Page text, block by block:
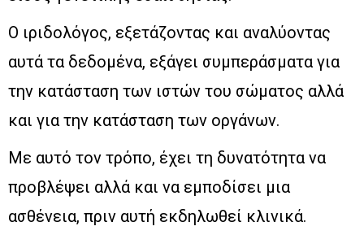
Ο ιριδολόγος, εξετάζοντας και αναλύοντας
αυτά τα δεδομένα, εξάγει συμπεράσματα για
την κατάσταση των ιστών του σώματος αλλά
και για την κατάσταση των οργάνων.
Με αυτό τον τρόπο, έχει τη δυνατότητα να
προβλέψει αλλά και να εμποδίσει μια
ασθένεια, πριν αυτή εκδηλωθεί κλινικά.